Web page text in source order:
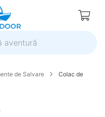
de Salvare
Colac de